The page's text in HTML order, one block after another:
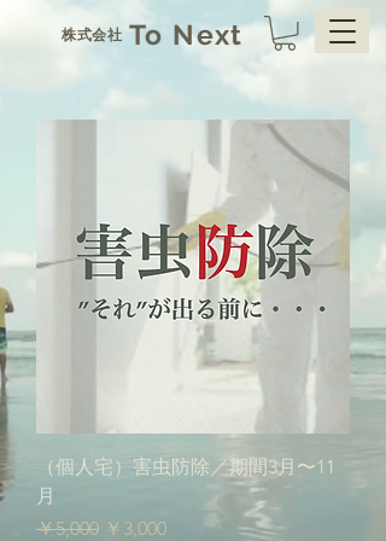
株式会社 To Next
（個人宅）害虫防除／期間3月〜11
月
通常価格
￥5,000 セール価格
￥3,000